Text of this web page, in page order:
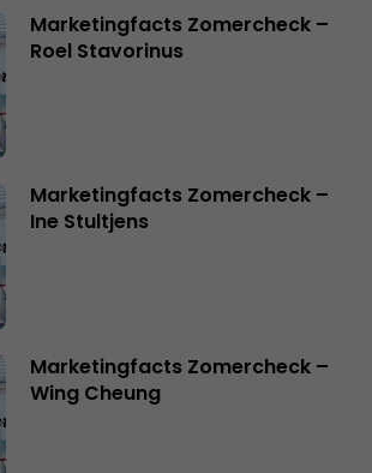
Marketingfacts Zomercheck –
Roel Stavorinus
Marketingfacts Zomercheck –
Ine Stultjens
Marketingfacts Zomercheck –
Wing Cheung